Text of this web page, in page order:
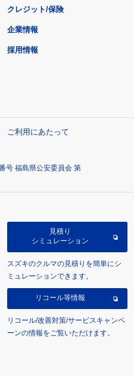
クレジット/保険
企業情報
採用情報
ご利用にあたって
号 福島県公安委員会 第
見積り
シミュレーション
スズキのクルマの見積りを簡単にシ
ミュレーションできます。
リコール等情報
リコール/改善対策/サービスキャンペ
ーンの情報をご覧いただけます。